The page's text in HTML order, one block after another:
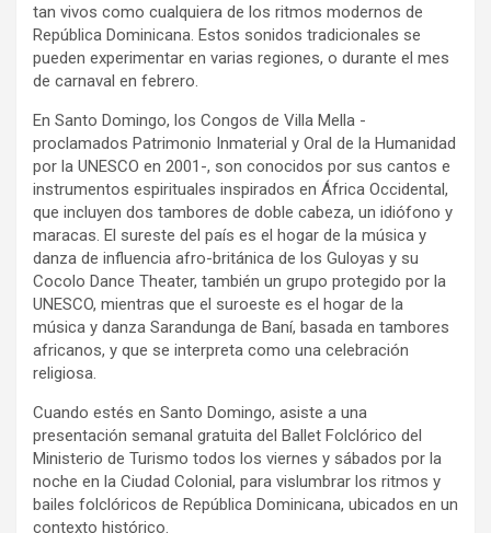
tan vivos como cualquiera de los ritmos modernos de
República Dominicana. Estos sonidos tradicionales se
pueden experimentar en varias regiones, o durante el mes
de carnaval en febrero.
En Santo Domingo, los Congos de Villa Mella -
proclamados Patrimonio Inmaterial y Oral de la Humanidad
por la UNESCO en 2001-, son conocidos por sus cantos e
instrumentos espirituales inspirados en África Occidental,
que incluyen dos tambores de doble cabeza, un idiófono y
maracas. El sureste del país es el hogar de la música y
danza de influencia afro-británica de los Guloyas y su
Cocolo Dance Theater, también un grupo protegido por la
UNESCO, mientras que el suroeste es el hogar de la
música y danza Sarandunga de Baní, basada en tambores
africanos, y que se interpreta como una celebración
religiosa.
Cuando estés en Santo Domingo, asiste a una
presentación semanal gratuita del Ballet Folclórico del
Ministerio de Turismo todos los viernes y sábados por la
noche en la Ciudad Colonial, para vislumbrar los ritmos y
bailes folclóricos de República Dominicana, ubicados en un
contexto histórico.